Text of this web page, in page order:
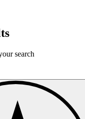
search